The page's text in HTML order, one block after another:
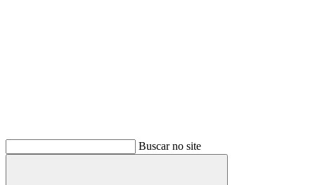
Buscar no site